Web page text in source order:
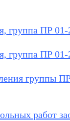
группа ПР
группа ПР
группы
работ